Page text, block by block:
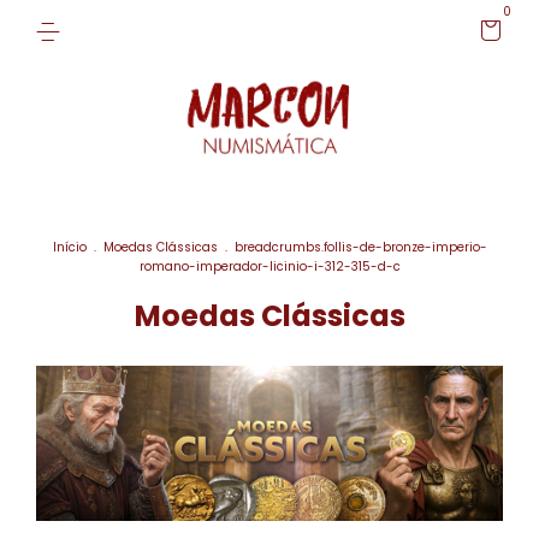
0
Início . Moedas Clássicas . breadcrumbs.follis-de-bronze-imperio-
romano-imperador-licinio-i-312-315-d-c
Moedas Clássicas